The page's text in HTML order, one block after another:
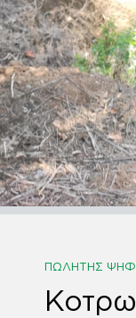
ΠΩΛΗΤΉΣ